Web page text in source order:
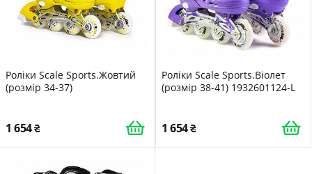
Роліки Scale Sports.Жовтий
(розмір 34-37)
1 654
Роліки Scale Sports.Віолет
(розмір 38-41) 1932601124-L
1 654